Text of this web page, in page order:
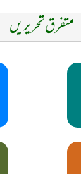
متفرق تحریریں